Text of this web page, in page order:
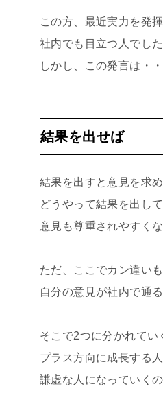
この方、最近実力を発
社内でも目立つ人でした
しかし、この発言は・
結果を出せば
結果を出すと意見を求
どうやって結果を出し
意見も尊重されやすくな
ただ、ここでカン違い
自分の意見が社内で通
そこで2つに分かれてい
プラス方向に成長する
謙虚な人になっていくの